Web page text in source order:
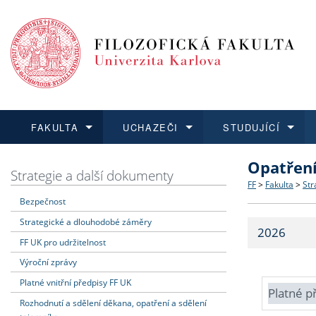
FAKULTA
Dozvědět se více
Struktura
Strategie
Fakultní
UCHAZEČI
Podat přihlášku
Co
Učitelské
STUDUJÍCÍ
Dozvědět se více
Dozvědět se více
O vědě a
Dozvědět se více
Aktuální
Strategie a další dokumenty
Bezpečnost
Strategické a dlouhodobé záměry
FF UK pro udržitelnost
Výroční zprávy
Platné vnitřní předpisy FF UK
Rozhodnutí a sdělení děkana, opatření a sdělení
FF > Fakulta >
2026
Platné